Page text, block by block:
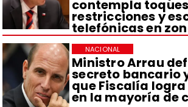
contempla
restricciones y
telefónicas en
Ministro Arrau
secreto bancario
que Fiscalía
en la mayoría de
NACIONAL